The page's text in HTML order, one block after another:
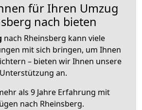
für Ihren Umzug
nach bieten
nach Rheinsberg kann viele
mit sich bringen, um Ihnen
– bieten wir Ihnen unsere
Unterstützung an.
als 9 Jahre Erfahrung mit
nach Rheinsberg.